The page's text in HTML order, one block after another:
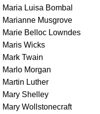
Maria Luisa Bombal
Marianne Musgrove
Marie Belloc Lowndes
Maris Wicks
Mark Twain
Marlo Morgan
Martin Luther
Mary Shelley
Mary Wollstonecraft